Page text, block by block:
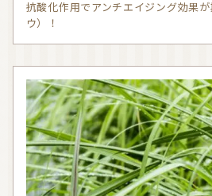
抗酸化作用でアンチエイジング効果が期待できる月桃（ゲット
ウ）！